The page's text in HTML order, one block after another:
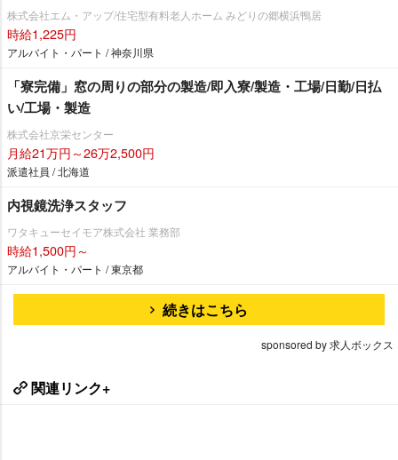
株式会社エム・アップ/住宅型有料老人ホーム みどりの郷横浜鴨居
時給1,225円
アルバイト・パート / 神奈川県
「寮完備」窓の周りの部分の製造/即入寮/製造・工場/日勤/日払
い/工場・製造
株式会社京栄センター
月給21万円～26万2,500円
派遣社員 / 北海道
内視鏡洗浄スタッフ
ワタキューセイモア株式会社 業務部
時給1,500円～
アルバイト・パート / 東京都
続きはこちら
sponsored by 求人ボックス
関連リンク+